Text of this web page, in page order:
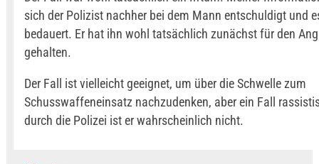
sich der Polizist nachher bei dem Mann entschuldigt und
bedauert. Er hat ihn wohl tatsächlich zunächst für den
gehalten.
Der Fall ist vielleicht geeignet, um über die Schwelle zum
Schusswaffeneinsatz nachzudenken, aber ein Fall
durch die Polizei ist er wahrscheinlich nicht.